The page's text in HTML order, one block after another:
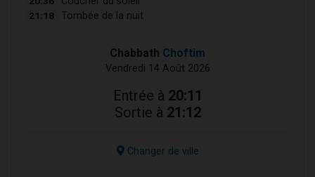
21:18 Tombée de la nuit
Chabbath Choftim
Vendredi 14 Août 2026
Entrée à 20:11
Sortie à 21:12
Changer de ville